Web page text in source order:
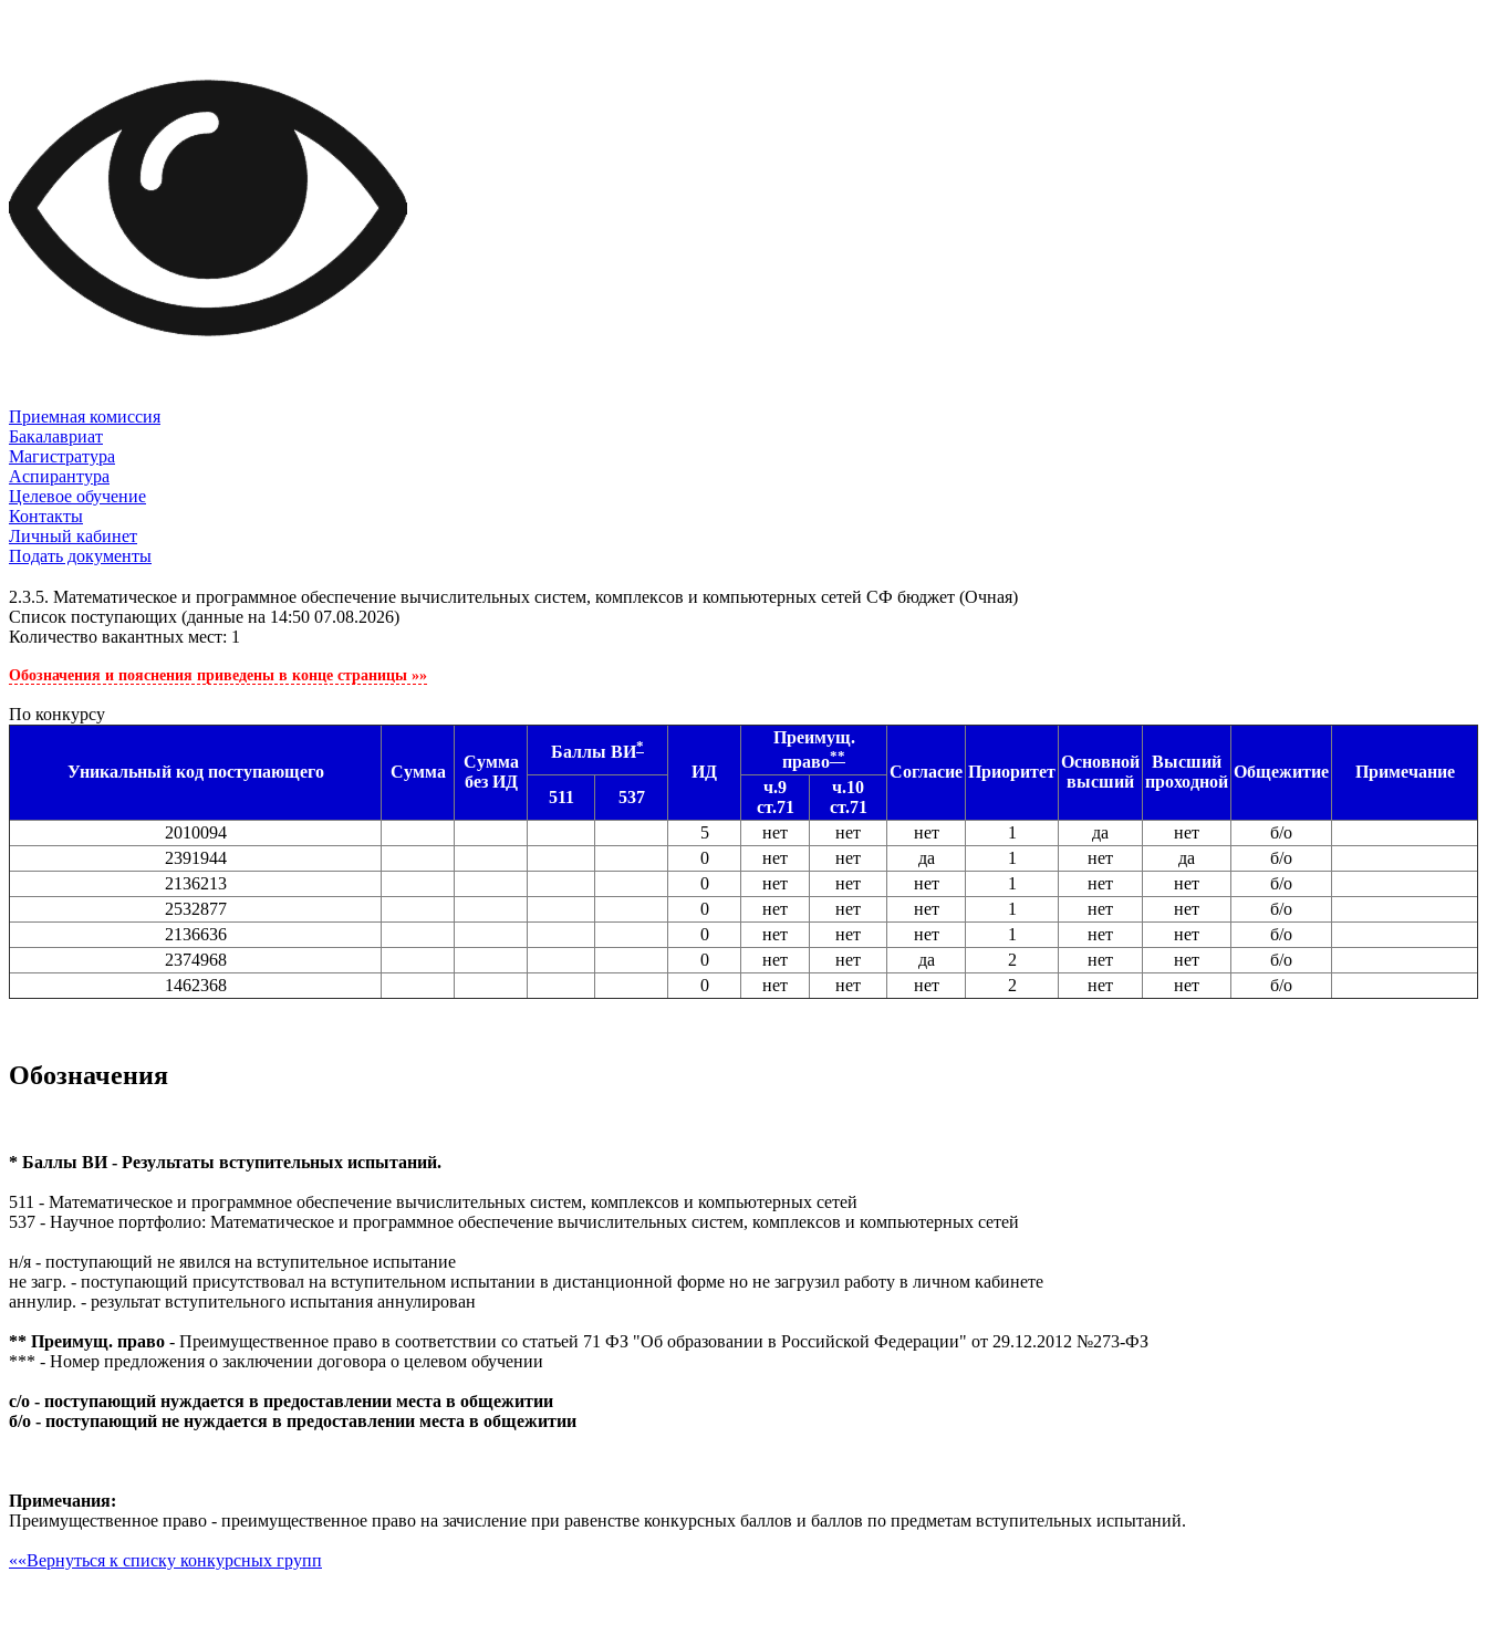
Приемная комиссия
Бакалавриат
Магистратура
Аспирантура
Целевое обучение
Контакты
Личный кабинет
Подать документы
2.3.5. Математическое и программное обеспечение вычислительных систем, комплексов и компьютерных сетей СФ бюджет (Очная)
Cписок поступающих (данные на 14:50 07.08.2026)
Количество вакантных мест: 1
Обозначения и пояснения приведены в конце страницы »»
По конкурсу
Уникальный код поступающего Сумма
Сумма
без ИД
Баллы ВИ*
ИД
Преимущ.
право**
Согласие Приоритет
Основной
высший
Высший
проходной
Общежитие
Примечание
511
537
ч.9
ст.71
ч.10
ст.71
2010094
5 нет нет нет 1 да нет
б/о
2391944
0 нет нет да 1 нет да
б/о
2136213
0 нет нет нет 1 нет нет
б/о
2532877
0 нет нет нет 1 нет нет
б/о
2136636
0 нет нет нет 1 нет нет
б/о
2374968
0 нет нет да 2 нет нет
б/о
1462368
0 нет нет нет 2 нет нет б/о
Обозначения
* Баллы ВИ - Результаты вступительных испытаний.
511 - Математическое и программное обеспечение вычислительных систем, комплексов и компьютерных сетей
537 - Научное портфолио: Математическое и программное обеспечение вычислительных систем, комплексов и компьютерных сетей
н/я - поступающий не явился на вступительное испытание
не загр. - поступающий присутствовал на вступительном испытании в дистанционной форме но не загрузил работу в личном кабинете
аннулир. - результат вступительного испытания аннулирован
** Преимущ. право - Преимущественное право в соответствии со статьей 71 ФЗ "Об образовании в Российской Федерации" от 29.12.2012 №273-ФЗ
*** - Номер предложения о заключении договора о целевом обучении
с/о - поступающий нуждается в предоставлении места в общежитии
б/о - поступающий не нуждается в предоставлении места в общежитии
Примечания:
Преимущественное право - преимущественное право на зачисление при равенстве конкурсных баллов и баллов по предметам вступительных испытаний.
««Вернуться к списку конкурсных групп